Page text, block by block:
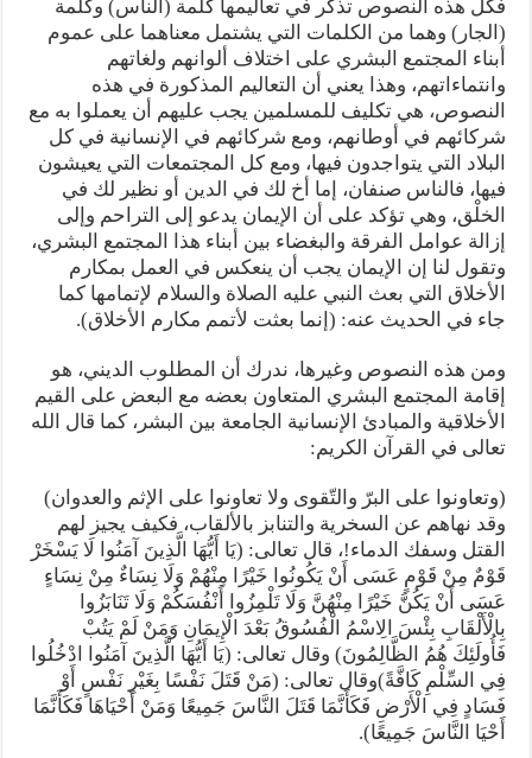
فكل هذه النصوص تذكر في تعاليمها كلمة (الناس) وكلمة
(الجار) وهما من الكلمات التي يشتمل معناهما على عموم
أبناء المجتمع البشري على اختلاف ألوانهم ولغاتهم
وانتماءاتهم، وهذا يعني أن التعاليم المذكورة في هذه
النصوص، هي تكليف للمسلمين يجب عليهم أن يعملوا به مع
شركائهم في أوطانهم، ومع شركائهم في الإنسانية في كل
البلاد التي يتواجدون فيها، ومع كل المجتمعات التي يعيشون
فيها، فالناس صنفان، إما أخ لك في الدين أو نظير لك في
الخلْق، وهي تؤكد على أن الإيمان يدعو إلى التراحم وإلى
إزالة عوامل الفرقة والبغضاء بين أبناء هذا المجتمع البشري،
وتقول لنا إن الإيمان يجب أن ينعكس في العمل بمكارم
الأخلاق التي بعث النبي عليه الصلاة والسلام لإتمامها كما
جاء في الحديث عنه: (إنما بعثت لأتمم مكارم الأخلاق).
ومن هذه النصوص وغيرها، ندرك أن المطلوب الديني، هو
إقامة المجتمع البشري المتعاون بعضه مع البعض على القيم
الأخلاقية والمبادئ الإنسانية الجامعة بين البشر، كما قال الله
تعالى في القرآن الكريم:
(وتعاونوا على البرّ والتّقوى ولا تعاونوا على الإثم والعدوان)
وقد نهاهم عن السخرية والتنابز بالألقاب، فكيف يجيز لهم
القتل وسفك الدماء!، قال تعالى: (يَا أَيُّهَا الَّذِينَ آمَنُوا لَا يَسْخَرْ
قَوْمٌ مِنْ قَوْمٍ عَسَى أَنْ يَكُونُوا خَيْرًا مِنْهُمْ وَلَا نِسَاءٌ مِنْ نِسَاءٍ
عَسَى أَنْ يَكُنَّ خَيْرًا مِنْهُنَّ وَلَا تَلْمِزُوا أَنْفُسَكُمْ وَلَا تَنَابَزُوا
بِالْأَلْقَابِ بِئْسَ الِاسْمُ الْفُسُوقُ بَعْدَ الْإِيمَانِ وَمَنْ لَمْ يَتُبْ
فَأُولَئِكَ هُمُ الظَّالِمُونَ) وقال تعالى: (يَا أَيُّهَا الَّذِينَ آمَنُوا ادْخُلُوا
فِي السِّلْمِ كَافَّةً)وقال تعالى: (مَنْ قَتَلَ نَفْسًا بِغَيْرِ نَفْسٍ أَوْ
فَسَادٍ فِي الْأَرْضِ فَكَأَنَّمَا قَتَلَ النَّاسَ جَمِيعًا وَمَنْ أَحْيَاهَا فَكَأَنَّمَا
أَحْيَا النَّاسَ جَمِيعًا).